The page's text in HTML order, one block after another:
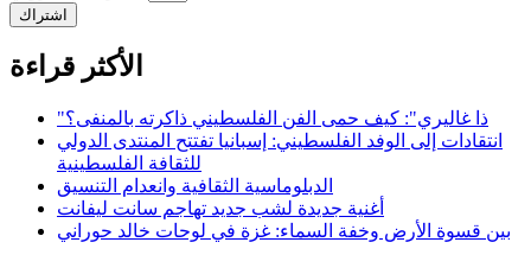
اشتراك
الأكثر قراءة
"ذا غاليري": كيف حمى الفن الفلسطيني ذاكرته بالمنفى؟
انتقادات إلى الوفد الفلسطيني: إسبانيا تفتتح المنتدى الدولي
للثقافة الفلسطينية
الدبلوماسية الثقافية وانعدام التنسيق
أغنية جديدة لشب جديد تهاجم سانت ليفانت
بين قسوة الأرض وخفة السماء: غزة في لوحات خالد حوراني